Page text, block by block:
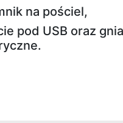
na pościel,
pod USB oraz